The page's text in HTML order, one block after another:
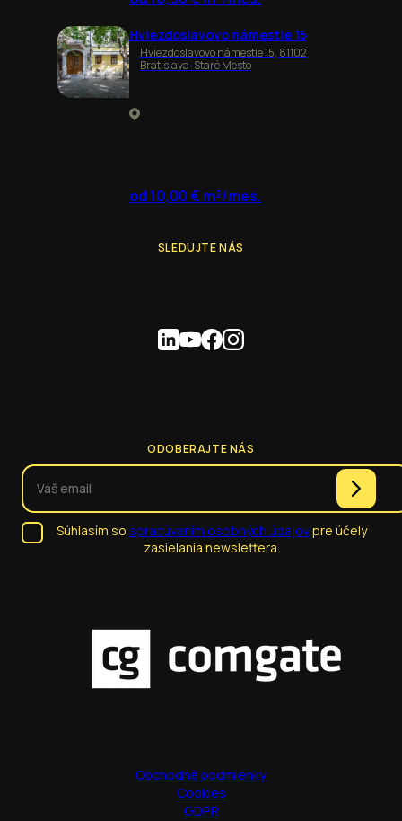
Hviezdoslavovo námestie 15
Hviezdoslavovo námestie 15, 81102
Bratislava-Staré Mesto
od 10,00 € m²/mes.
SLEDUJTE NÁS
ODOBERAJTE NÁS
Súhlasím so spracúvaním osobných údajovpre účely
zasielania newslettera.
Obchodné podmienky
Cookies
GDPR